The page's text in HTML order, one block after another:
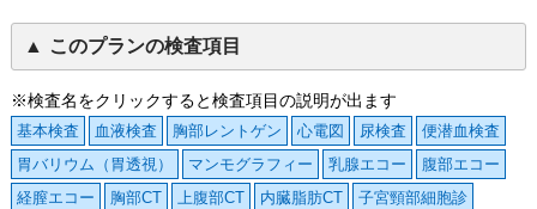
このプランの検査項目
※検査名をクリックすると検査項目の説明が出ます
基本検査 血液検査 胸部レントゲン 心電図 尿検査
便潜血検査
胃バリウム（胃透視）
マンモグラフィー 乳腺エコー
腹部エコー
経膣エコー
胸部CT 上腹部CT 内臓脂肪CT
子宮頸部細胞診